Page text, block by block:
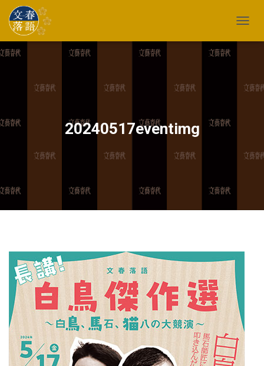
20240517eventimg